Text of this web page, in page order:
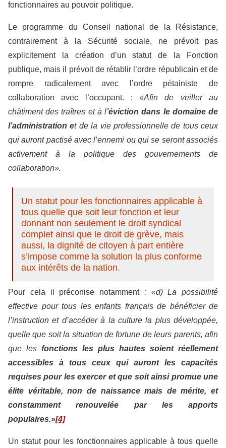
fonctionnaires au pouvoir politique.
Le programme du Conseil national de la Résistance,
contrairement à la Sécurité sociale, ne prévoit pas
explicitement la création d’un statut de la Fonction
publique, mais il prévoit de rétablir l’ordre républicain et de
rompre radicalement avec l’ordre pétainiste de
collaboration avec l’occupant. : «Afin de veiller au
châtiment des traîtres et à l’éviction dans le domaine de
l’administration et de la vie professionnelle de tous ceux
qui auront pactisé avec l’ennemi ou qui se seront associés
activement à la politique des gouvernements de
collaboration».
Un statut pour les fonctionnaires applicable à
tous quelle que soit leur fonction et leur
donnant non seulement le droit syndical
complet ainsi que le droit de grève, mais
aussi, la dignité de citoyen à part entière
s’impose comme la solution la plus conforme
aux intérêts de la nation.
Pour cela il préconise notamment:
«d) La possibilité
effective pour tous les enfants français de bénéficier de
l’instruction et d’accéder à la culture la plus développée,
quelle que soit la situation de fortune de leurs parents, afin
que les fonctions les plus hautes soient réellement
accessibles à tous ceux qui auront les capacités
requises pour les exercer et que soit ainsi promue une
élite véritable, non de naissance mais de mérite, et
constamment renouvelée par les apports
populaires.»[4]
Un statut pour les fonctionnaires applicable à tous quelle